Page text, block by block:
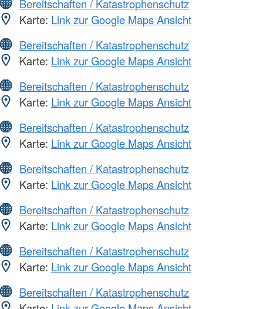
Bereitschaften / Katastrophenschutz
Karte: Link zur Google Maps Ansicht
Bereitschaften / Katastrophenschutz
Karte: Link zur Google Maps Ansicht
Bereitschaften / Katastrophenschutz
Karte: Link zur Google Maps Ansicht
Bereitschaften / Katastrophenschutz
Karte: Link zur Google Maps Ansicht
Bereitschaften / Katastrophenschutz
Karte: Link zur Google Maps Ansicht
Bereitschaften / Katastrophenschutz
Karte: Link zur Google Maps Ansicht
Bereitschaften / Katastrophenschutz
Karte: Link zur Google Maps Ansicht
Bereitschaften / Katastrophenschutz